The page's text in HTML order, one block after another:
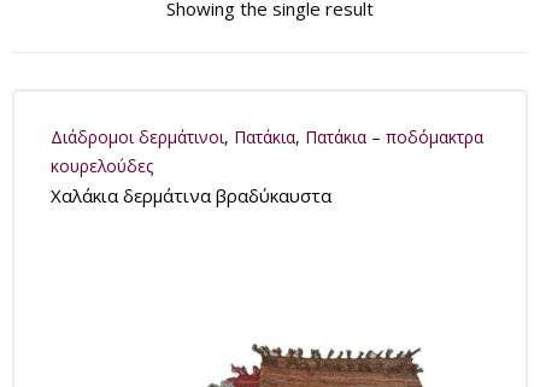
Showing the single result
Διάδρομοι δερμάτινοι, Πατάκια, Πατάκια – ποδόμακτρα
κουρελούδες
Χαλάκια δερμάτινα βραδύκαυστα